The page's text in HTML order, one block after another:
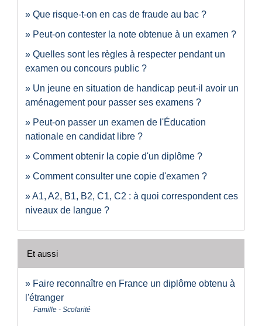
Que risque-t-on en cas de fraude au bac ?
Peut-on contester la note obtenue à un examen ?
Quelles sont les règles à respecter pendant un
examen ou concours public ?
Un jeune en situation de handicap peut-il avoir un
aménagement pour passer ses examens ?
Peut-on passer un examen de l'Éducation
nationale en candidat libre ?
Comment obtenir la copie d'un diplôme ?
Comment consulter une copie d'examen ?
A1, A2, B1, B2, C1, C2 : à quoi correspondent ces
niveaux de langue ?
Et aussi
Faire reconnaître en France un diplôme obtenu à
l'étranger
Famille - Scolarité